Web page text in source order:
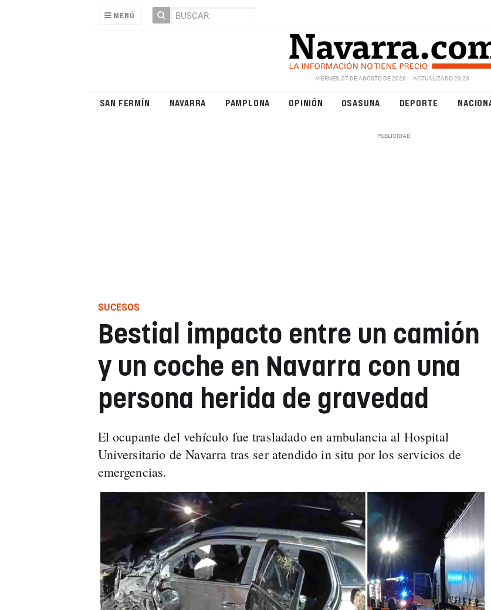
MENÚ
VIERNES, 07 DE AGOSTO DE 2026 ACTUALIZADO 23:23
SAN FERMÍN NAVARRA PAMPLONA OPINIÓN OSASUNA DEPORTE
SUCESOS
Bestial impacto entre un camión
y un coche en Navarra con una
persona herida de gravedad
El ocupante del vehículo fue trasladado en ambulancia al Hospital
Universitario de Navarra tras ser atendido in situ por los servicios de
emergencias.